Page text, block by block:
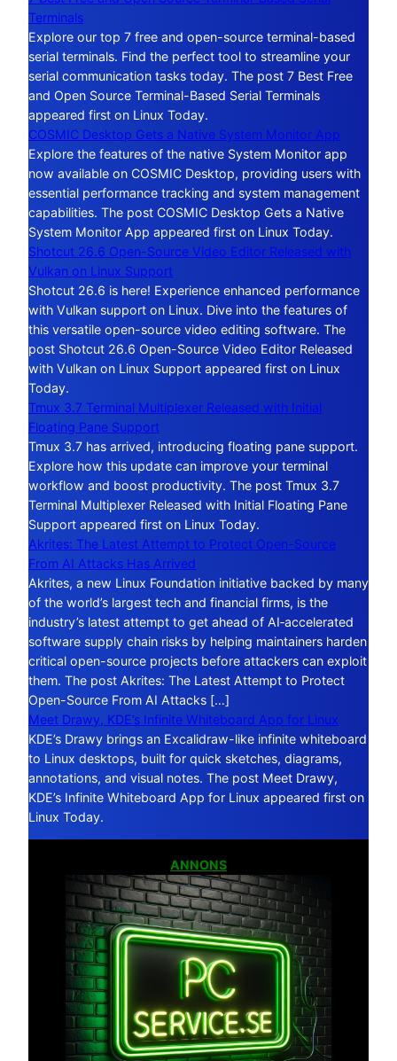
Terminals
Explore our top 7 free and open-source terminal-based
serial terminals. Find the perfect tool to streamline your
serial communication tasks today. The post 7 Best Free
and Open Source Terminal-Based Serial Terminals
appeared first on Linux Today.
COSMIC Desktop Gets a Native System Monitor App
Explore the features of the native System Monitor app
now available on COSMIC Desktop, providing users with
essential performance tracking and system management
capabilities. The post COSMIC Desktop Gets a Native
System Monitor App appeared first on Linux Today.
Shotcut 26.6 Open-Source Video Editor Released with
Vulkan on Linux Support
Shotcut 26.6 is here! Experience enhanced performance
with Vulkan support on Linux. Dive into the features of
this versatile open-source video editing software. The
post Shotcut 26.6 Open-Source Video Editor Released
with Vulkan on Linux Support appeared first on Linux
Today.
Tmux 3.7 Terminal Multiplexer Released with Initial
Floating Pane Support
Tmux 3.7 has arrived, introducing floating pane support.
Explore how this update can improve your terminal
workflow and boost productivity. The post Tmux 3.7
Terminal Multiplexer Released with Initial Floating Pane
Support appeared first on Linux Today.
Akrites: The Latest Attempt to Protect Open-Source
From AI Attacks Has Arrived
Akrites, a new Linux Foundation initiative backed by many
of the world’s largest tech and financial firms, is the
industry’s latest attempt to get ahead of AI‑accelerated
software supply chain risks by helping maintainers harden
critical open-source projects before attackers can exploit
them. The post Akrites: The Latest Attempt to Protect
Open-Source From AI Attacks […]
Meet Drawy, KDE’s Infinite Whiteboard App for Linux
KDE’s Drawy brings an Excalidraw-like infinite whiteboard
to Linux desktops, built for quick sketches, diagrams,
annotations, and visual notes. The post Meet Drawy,
KDE’s Infinite Whiteboard App for Linux appeared first on
Linux Today.
ANNONS